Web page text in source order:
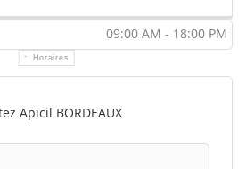
09:00 AM - 18:00 PM
Horaires
Apicil BORDEAUX